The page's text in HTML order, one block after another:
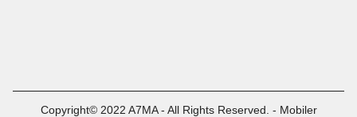
Copyright© 2022 A7MA - All Rights Reserved. - Mobiler